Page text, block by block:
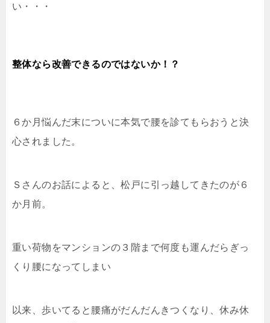
い・・・
整体なら改善できるのではないか！？
６か月悩んだ末についに本気で腰を診てもらおうと決
心されました。
Ｓさんのお話によると、松戸に引っ越してきたのが６
か月前。
重い荷物をマンションの３階まで何度も運んだらぎっ
くり腰になってしまい
以来、歩いてると腰痛がだんだんきつくなり、休み休